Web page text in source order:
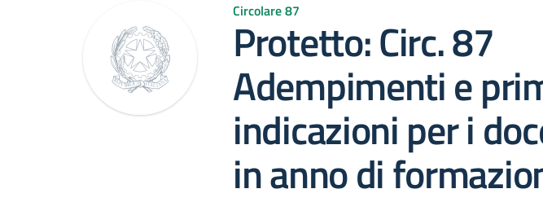
Circolare 87
Protetto: Circ. 87
Adempimenti e
indicazioni per i
in anno di